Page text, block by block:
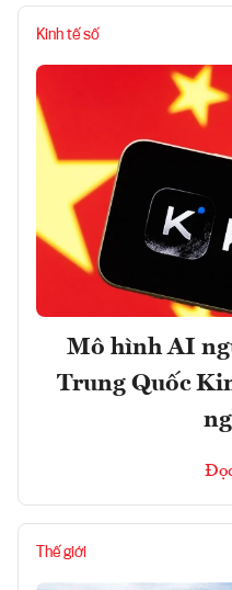
Kinh tế số
Mô hình AI
Trung Quốc
Thế giới